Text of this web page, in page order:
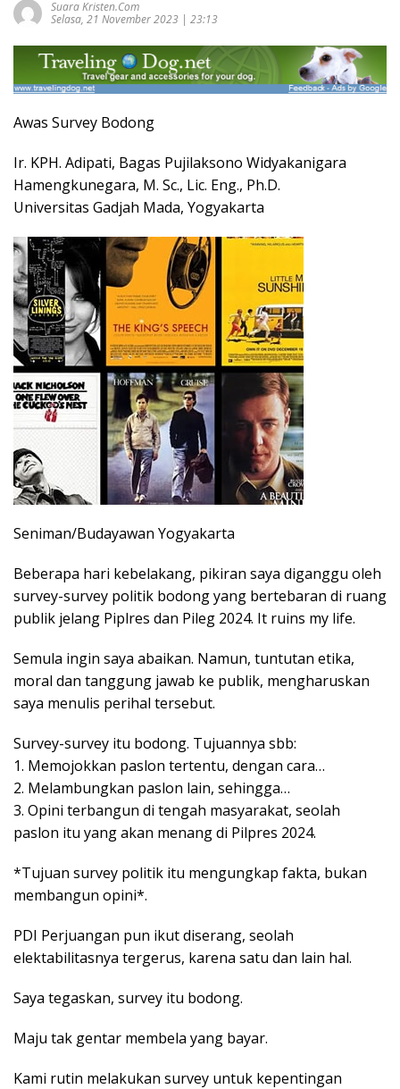
Suara Kristen.com
Selasa, 21 November 2023 | 23:13
Awas Survey Bodong
Ir. KPH. Adipati, Bagas Pujilaksono Widyakanigara
Hamengkunegara, M. Sc., Lic. Eng., Ph.D.
Universitas Gadjah Mada, Yogyakarta
Seniman/Budayawan Yogyakarta
Beberapa hari kebelakang, pikiran saya diganggu oleh
survey-survey politik bodong yang bertebaran di ruang
publik jelang Piplres dan Pileg 2024. It ruins my life.
Semula ingin saya abaikan. Namun, tuntutan etika,
moral dan tanggung jawab ke publik, mengharuskan
saya menulis perihal tersebut.
Survey-survey itu bodong. Tujuannya sbb:
1. Memojokkan paslon tertentu, dengan cara…
2. Melambungkan paslon lain, sehingga…
3. Opini terbangun di tengah masyarakat, seolah
paslon itu yang akan menang di Pilpres 2024.
*Tujuan survey politik itu mengungkap fakta, bukan
membangun opini*.
PDI Perjuangan pun ikut diserang, seolah
elektabilitasnya tergerus, karena satu dan lain hal.
Saya tegaskan, survey itu bodong.
Maju tak gentar membela yang bayar.
Kami rutin melakukan survey untuk kepentingan